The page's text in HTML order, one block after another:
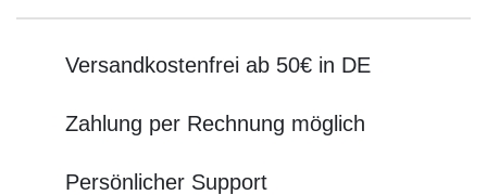
Versandkostenfrei ab 50€ in DE
Zahlung per Rechnung möglich
Persönlicher Support